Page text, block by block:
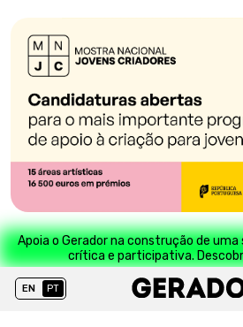
Apoia o Gerador na construção de
crítica e participativa.
EN PT